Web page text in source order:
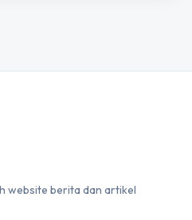
website berita dan artikel